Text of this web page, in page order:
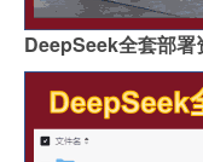
DeepSeek全套部署